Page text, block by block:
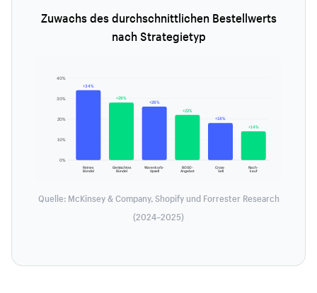
Zuwachs des durchschnittlichen Bestellwerts
nach Strategietyp
0%
10%
20%
30%
40%
Reines
Bündel
+34%
Gemischtes
Bündel
+28%
Warenkorb-
Upsell
+26%
BOGO-
Angebot
+22%
Cross-
Sell
+18%
Nach-
kauf
+14%
Quelle: McKinsey & Company, Shopify und Forrester Research
(2024–2025)